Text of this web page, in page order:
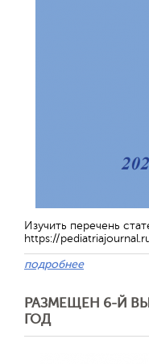
Изучить перечень
https://
подробнее
РАЗМЕЩЕН 6-Й
ГОД